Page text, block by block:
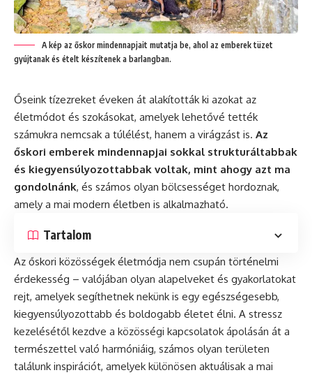
A kép az őskor mindennapjait mutatja be, ahol az emberek tüzet
gyújtanak és ételt készítenek a barlangban.
Őseink tízezreket éveken át alakították ki azokat az
életmódot és szokásokat, amelyek lehetővé tették
számukra nemcsak a túlélést, hanem a virágzást is. Az
őskori emberek mindennapjai sokkal strukturáltabbak
és kiegyensúlyozottabbak voltak, mint ahogy azt ma
gondolnánk, és számos olyan bölcsességet hordoznak,
amely a mai modern életben is alkalmazható.
Tartalom
Az őskori közösségek életmódja nem csupán történelmi
érdekesség – valójában olyan alapelveket és gyakorlatokat
rejt, amelyek segíthetnek nekünk is egy egészségesebb,
kiegyensúlyozottabb és boldogabb életet élni. A stressz
kezelésétől kezdve a közösségi kapcsolatok ápolásán át a
természettel való harmóniáig, számos olyan területen
találunk inspirációt, amelyek különösen aktuálisak a mai